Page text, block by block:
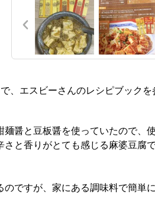
、エスビーさんのレシピブック
醤と豆板醤を使っていたので、
と香りがとても感じる麻婆豆腐
ですが、家にある調味料で簡単